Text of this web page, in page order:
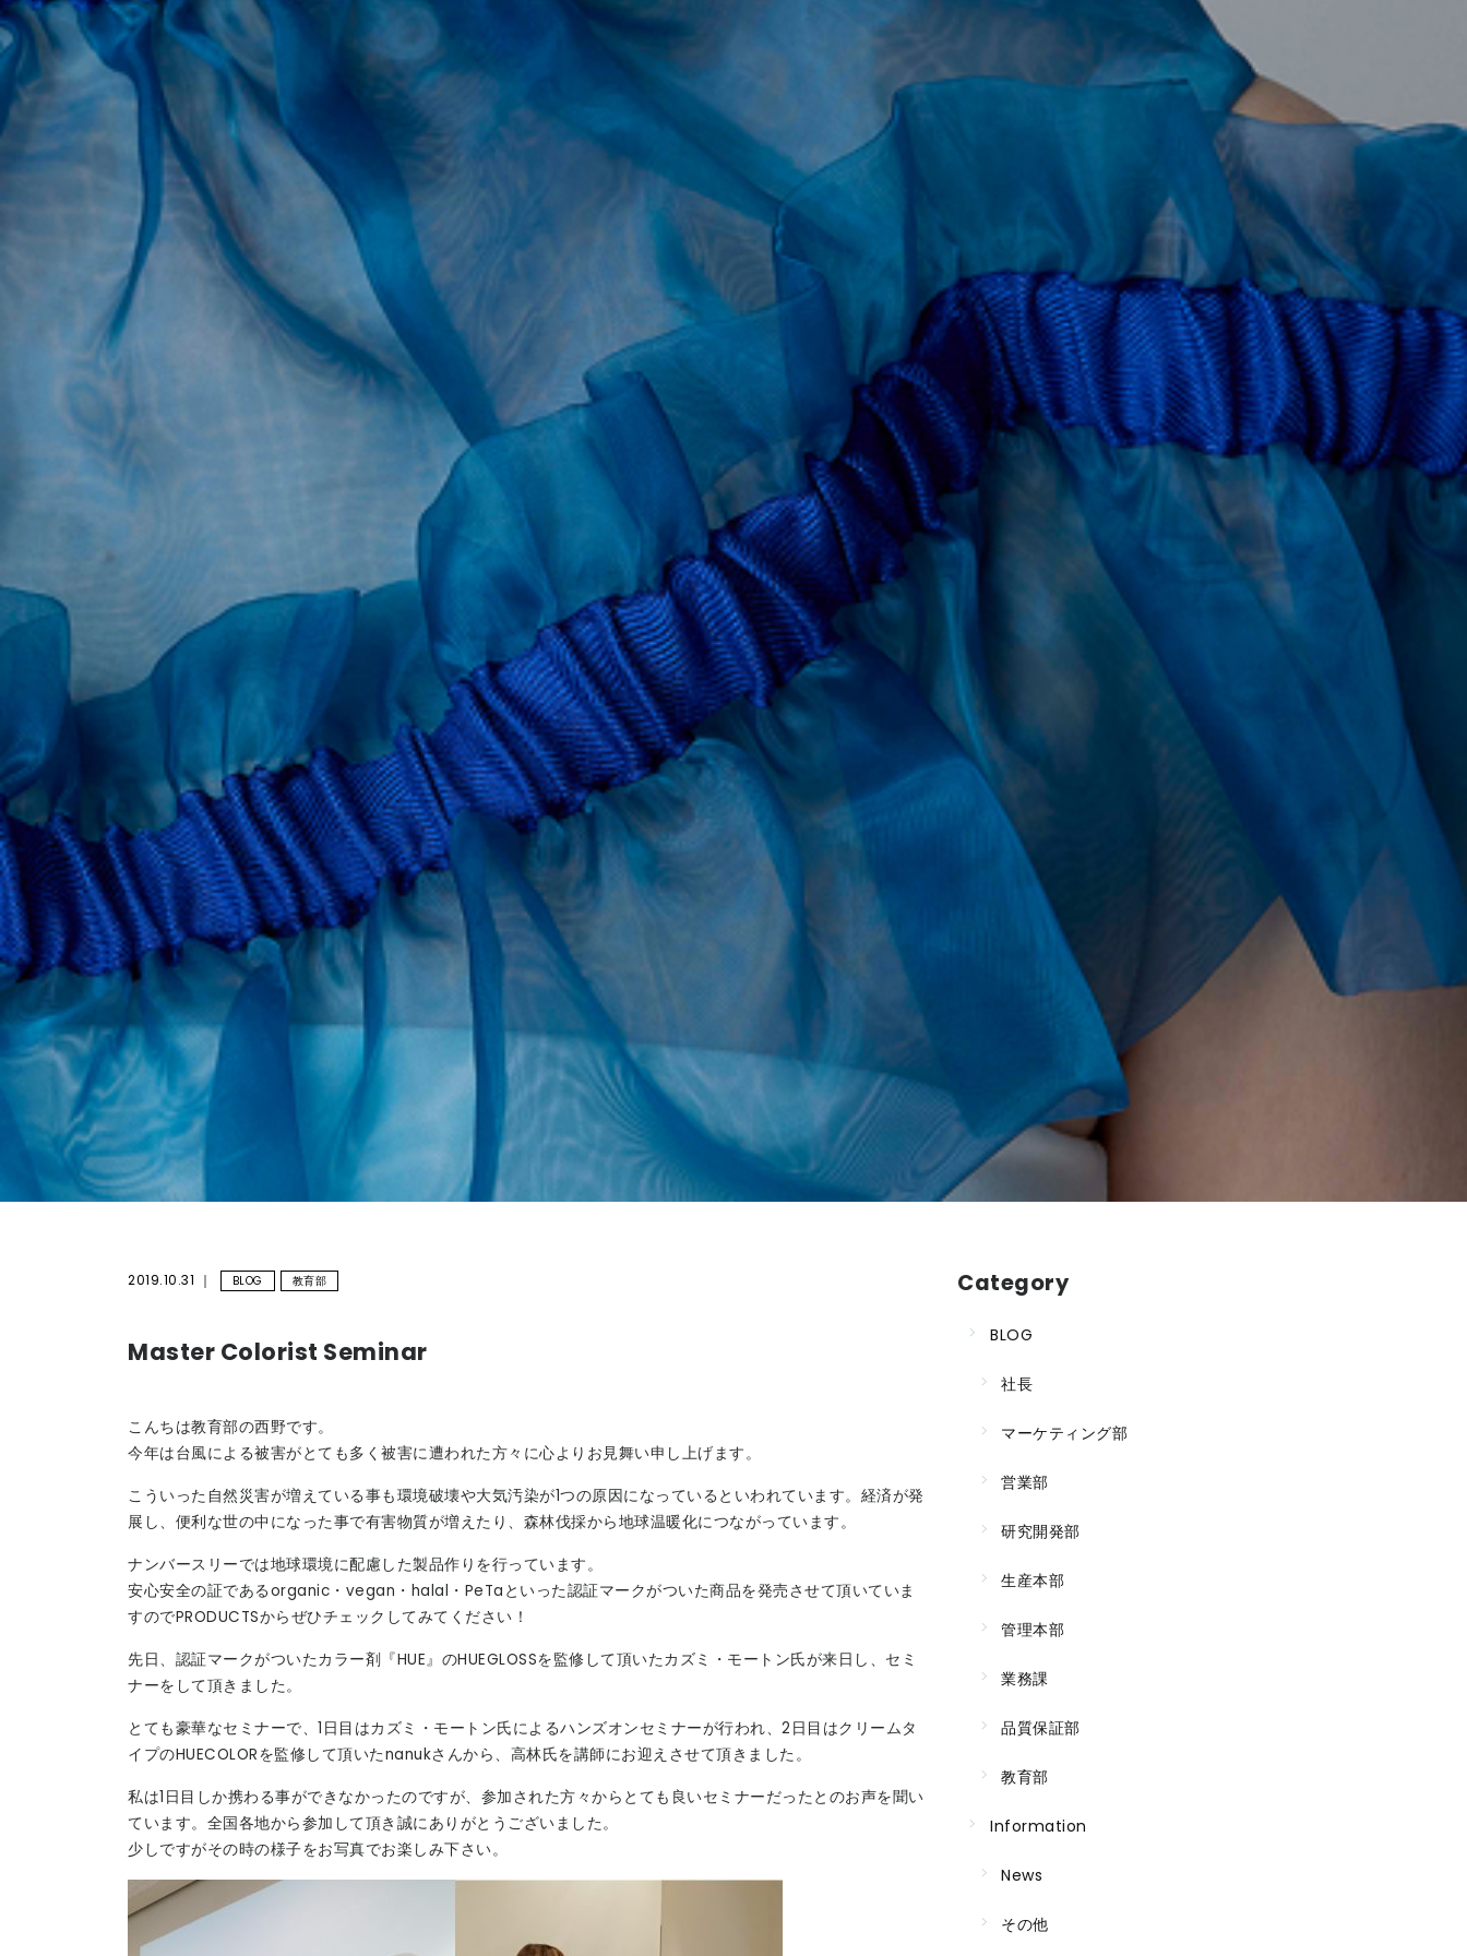
2019.10.31 BLOG 教育部
Master Colorist Seminar
こんちは教育部の西野です。
今年は台風による被害がとても多く被害に遭われた方々に心よりお見舞い申し上げます。
こういった自然災害が増えている事も環境破壊や大気汚染が1つの原因になっているといわれています。経済が発
展し、便利な世の中になった事で有害物質が増えたり、森林伐採から地球温暖化につながっています。
ナンバースリーでは地球環境に配慮した製品作りを行っています。
安心安全の証であるorganic・vegan・halal・PeTaといった認証マークがついた商品を発売させて頂いていま
すのでPRODUCTSからぜひチェックしてみてください！
先日、認証マークがついたカラー剤『HUE』のHUEGLOSSを監修して頂いたカズミ・モートン氏が来日し、セミ
ナーをして頂きました。
とても豪華なセミナーで、1日目はカズミ・モートン氏によるハンズオンセミナーが行われ、2日目はクリームタ
イプのHUECOLORを監修して頂いたnanukさんから、高林氏を講師にお迎えさせて頂きました。
私は1日目しか携わる事ができなかったのですが、参加された方々からとても良いセミナーだったとのお声を聞い
ています。全国各地から参加して頂き誠にありがとうございました。
少しですがその時の様子をお写真でお楽しみ下さい。
Category
BLOG
社長
マーケティング部
営業部
研究開発部
生産本部
管理本部
業務課
品質保証部
教育部
Information
News
その他